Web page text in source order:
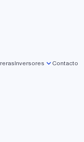
Inversores
Consejo de
Documentos
Contacto